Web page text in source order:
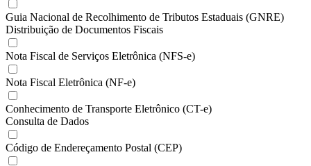
Guia Nacional de Recolhimento de Tributos Estaduais (GNRE)
Distribuição de Documentos Fiscais
Nota Fiscal de Serviços Eletrônica (NFS-e)
Nota Fiscal Eletrônica (NF-e)
Conhecimento de Transporte Eletrônico (CT-e)
Consulta de Dados
Código de Endereçamento Postal (CEP)